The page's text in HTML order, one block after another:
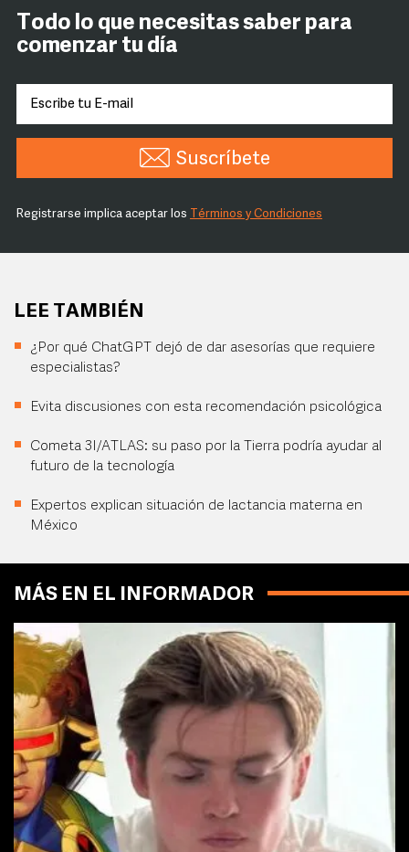
Todo lo que necesitas saber para
comenzar tu día
Suscríbete
Registrarse implica aceptar los Términos y Condiciones
LEE TAMBIÉN
¿Por qué ChatGPT dejó de dar asesorías que requiere
especialistas?
Evita discusiones con esta recomendación psicológica
Cometa 3I/ATLAS: su paso por la Tierra podría ayudar al
futuro de la tecnología
Expertos explican situación de lactancia materna en
México
MÁS EN EL INFORMADOR